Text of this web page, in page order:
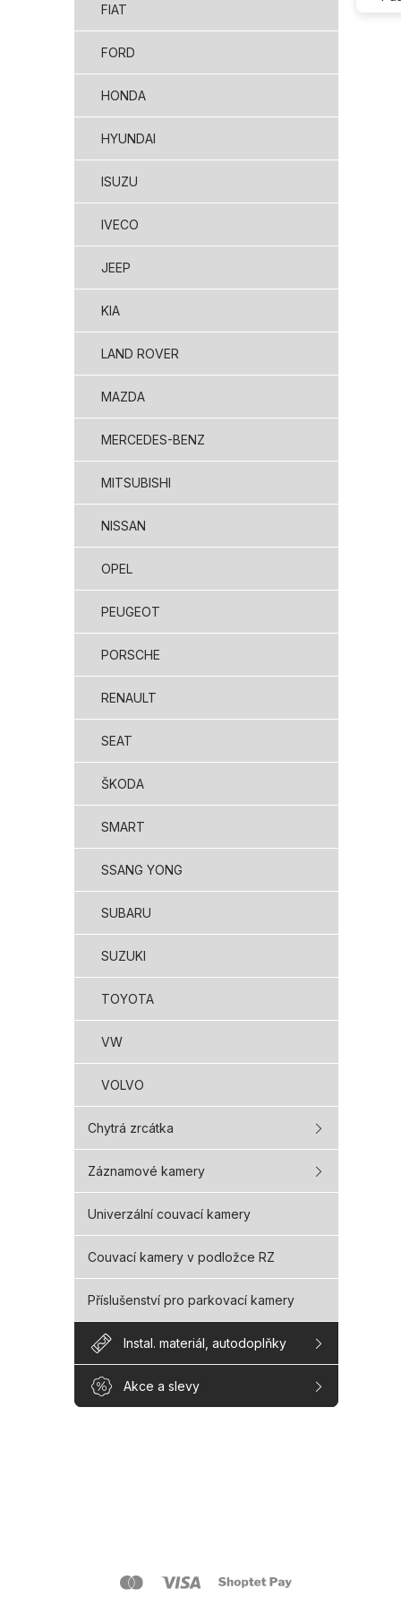
FIAT
FORD
HONDA
HYUNDAI
ISUZU
IVECO
JEEP
KIA
LAND ROVER
MAZDA
MERCEDES-BENZ
MITSUBISHI
NISSAN
OPEL
PEUGEOT
PORSCHE
RENAULT
SEAT
ŠKODA
SMART
SSANG YONG
SUBARU
SUZUKI
TOYOTA
VW
VOLVO
Chytrá zrcátka
Záznamové kamery
Univerzální couvací kamery
Couvací kamery v podložce RZ
Příslušenství pro parkovací kamery
Instal. materiál, autodoplňky
Akce a slevy